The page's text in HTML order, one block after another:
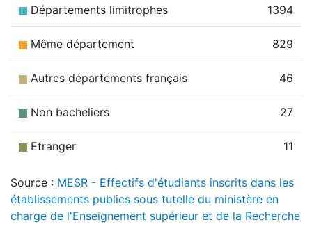
Départements limitrophes 1394
Même département 829
Autres départements français 46
Non bacheliers 27
Etranger 11
Source : MESR - Effectifs d'étudiants inscrits dans les
établissements publics sous tutelle du ministère en
charge de l'Enseignement supérieur et de la Recherche